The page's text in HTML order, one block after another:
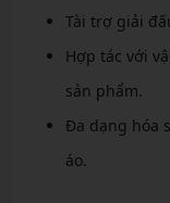
Tài trợ giải
Hợp tác với
sản phẩm.
Đa dạng hóa
áo.